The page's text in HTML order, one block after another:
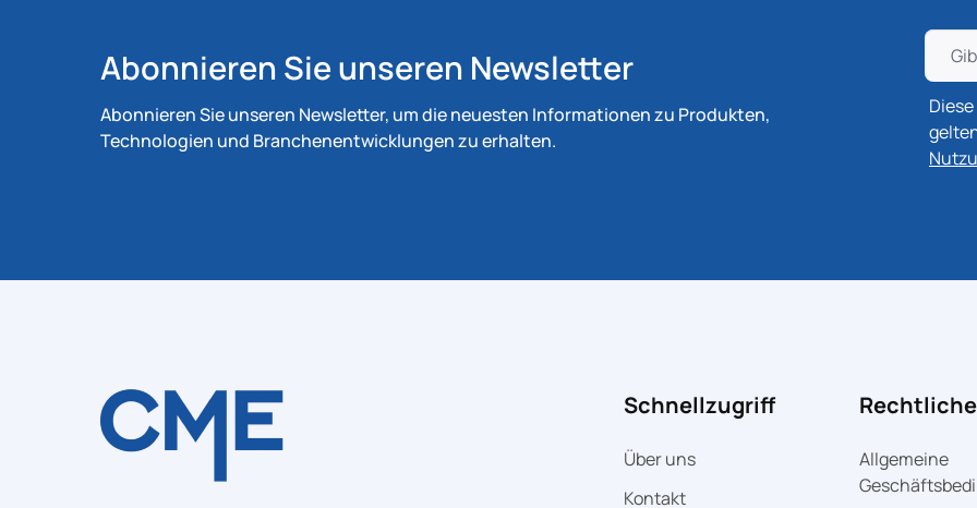
Abonnieren Sie unseren Newsletter
Abonnieren Sie unseren Newsletter, um die neuesten Informationen zu Produkten,
Technologien und Branchenentwicklungen zu erhalten.
Schnellzugriff
Über uns
Kontakt
Allgemeine